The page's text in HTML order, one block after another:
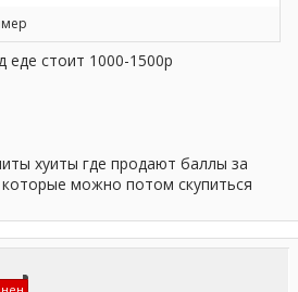
еде стоит 1000-1500р
хуиты где продают баллы за
можно потом скупиться